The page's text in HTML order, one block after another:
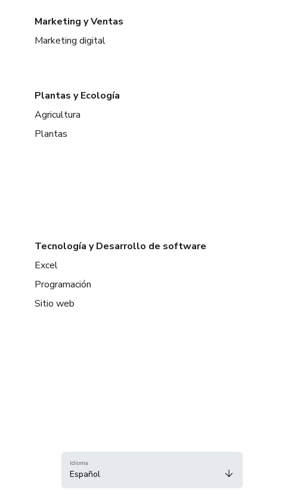
Marketing y Ventas
Marketing digital
Plantas y Ecología
Agricultura
Plantas
Tecnología y Desarrollo de software
Excel
Programación
Sitio web
Idioma
Español